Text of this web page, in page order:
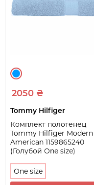
2050 ₴
Tommy Hilfiger
Комплект полотенец
Tommy Hilfiger Modern
American 1159865240
(Голубой One size)
One size